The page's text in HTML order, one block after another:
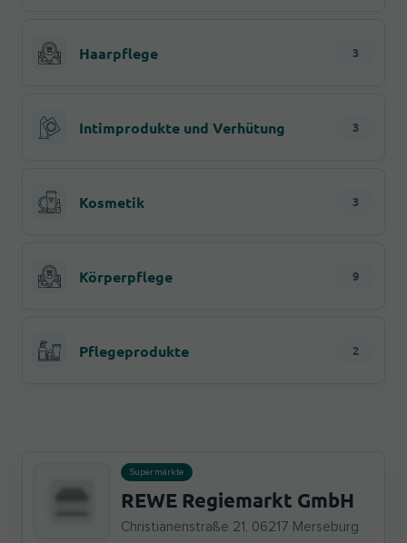
Haarpflege 3
Intimprodukte und Verhütung 3
Kosmetik 3
Körperpflege 9
Pflegeprodukte 2
Supermärkte
REWE Regiemarkt GmbH
Christianenstraße 21, 06217 Merseburg